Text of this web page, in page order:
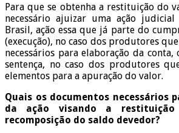
Para que se obtenha a restituição do
necessário ajuizar uma ação
Brasil, ação essa que já parte do
(execução), no caso dos produtores
necessários para elaboração da
sentença, no caso dos produtores
elementos para a apuração do valor.
Quais os documentos necessários
da ação visando a
recomposição do saldo devedor?